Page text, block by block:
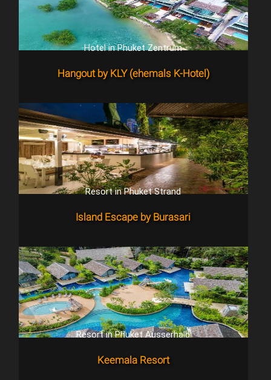
Hotel in Phuket Zentrum
Hangout by KLY (ehemals K-Hotel)
Resort in Phuket Strand
Island Escape by Burasari
Resort in Phuket Ausserhalb
Keemala Resort